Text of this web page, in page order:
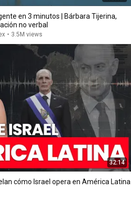
en 3 minutos | Bárbara Tijerina,
no verbal
• 3.5M views
32:14
cómo Israel opera en América Latina